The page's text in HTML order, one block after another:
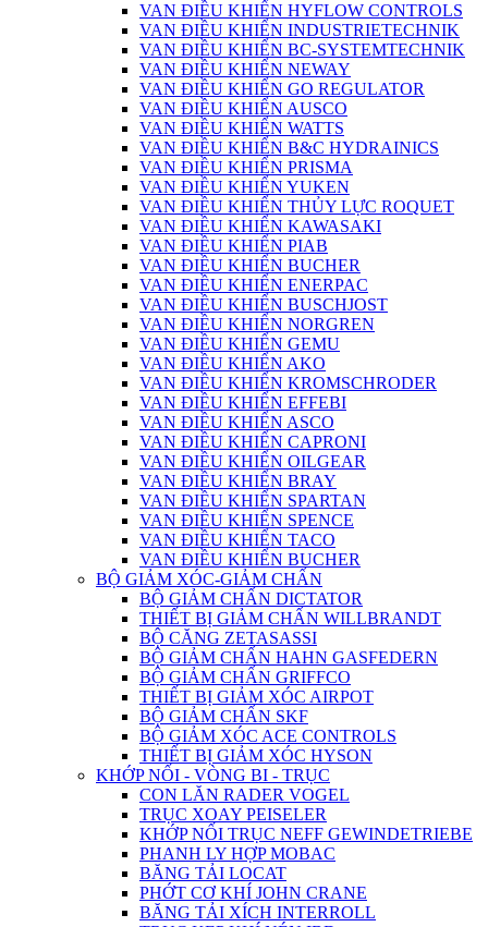
VAN ĐIỀU KHIỂN HYFLOW CONTROLS
VAN ĐIỀU KHIỂN INDUSTRIETECHNIK
VAN ĐIỀU KHIỂN BC-SYSTEMTECHNIK
VAN ĐIỀU KHIỂN NEWAY
VAN ĐIỀU KHIỂN GO REGULATOR
VAN ĐIỀU KHIỂN AUSCO
VAN ĐIỀU KHIỂN WATTS
VAN ĐIỀU KHIỂN B&C HYDRAINICS
VAN ĐIỀU KHIỂN PRISMA
VAN ĐIỀU KHIỂN YUKEN
VAN ĐIỀU KHIỂN THỦY LỰC ROQUET
VAN ĐIỀU KHIỂN KAWASAKI
VAN ĐIỀU KHIỂN PIAB
VAN ĐIỀU KHIỂN BUCHER
VAN ĐIỀU KHIỂN ENERPAC
VAN ĐIỀU KHIỂN BUSCHJOST
VAN ĐIỀU KHIỂN NORGREN
VAN ĐIỀU KHIỂN GEMU
VAN ĐIỀU KHIỂN AKO
VAN ĐIỀU KHIỂN KROMSCHRODER
VAN ĐIỀU KHIỂN EFFEBI
VAN ĐIỀU KHIỂN ASCO
VAN ĐIỀU KHIỂN CAPRONI
VAN ĐIỀU KHIỂN OILGEAR
VAN ĐIỀU KHIỂN BRAY
VAN ĐIỀU KHIỂN SPARTAN
VAN ĐIỀU KHIỂN SPENCE
VAN ĐIỀU KHIỂN TACO
VAN ĐIỀU KHIỂN BUCHER
BỘ GIẢM XÓC-GIẢM CHẤN
BỘ GIẢM CHẤN DICTATOR
THIẾT BỊ GIẢM CHẤN WILLBRANDT
BỘ CĂNG ZETASASSI
BỘ GIẢM CHẤN HAHN GASFEDERN
BỘ GIẢM CHẤN GRIFFCO
THIẾT BỊ GIẢM XÓC AIRPOT
BỘ GIẢM CHẤN SKF
BỘ GIẢM XÓC ACE CONTROLS
THIẾT BỊ GIẢM XÓC HYSON
KHỚP NỐI - VÒNG BI - TRỤC
CON LĂN RADER VOGEL
TRỤC XOAY PEISELER
KHỚP NỐI TRỤC NEFF GEWINDETRIEBE
PHANH LY HỢP MOBAC
BĂNG TẢI LOCAT
PHỚT CƠ KHÍ JOHN CRANE
BĂNG TẢI XÍCH INTERROLL